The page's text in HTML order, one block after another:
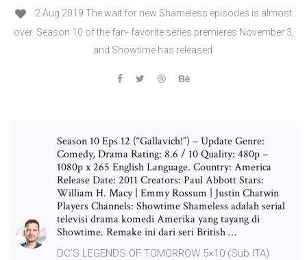
2 Aug 2019 The wait for new Shameless episodes is almost
over. Season 10 of the fan- favorite series premieres November 3,
and Showtime has released
Season 10 Eps 12 (“Gallavich!”) – Update Genre:
Comedy, Drama Rating: 8.6 / 10 Quality: 480p –
1080p x 265 English Language. Country: America
Release Date: 2011 Creators: Paul Abbott Stars:
William H. Macy | Emmy Rossum | Justin Chatwin
Players Channels: Showtime Shameless adalah serial
televisi drama komedi Amerika yang tayang di
Showtime. Remake ini dari seri British …
DC’S LEGENDS OF TOMORROW 5×10 (Sub ITA)